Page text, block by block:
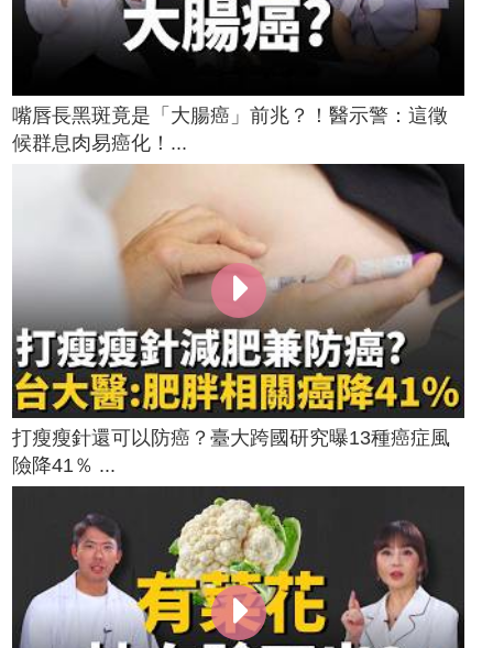
嘴唇長黑斑竟是「大腸癌」前兆？！醫示警：這徵
候群息肉易癌化！...
打瘦瘦針還可以防癌？臺大跨國研究曝13種癌症風
險降41％ ...